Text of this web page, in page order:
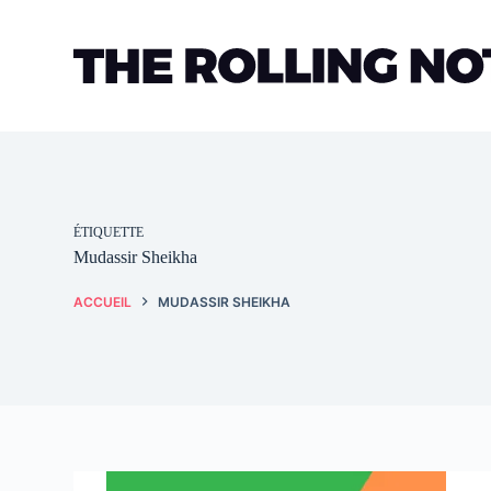
ÉTIQUETTE
Mudassir Sheikha
ACCUEIL MUDASSIR SHEIKHA